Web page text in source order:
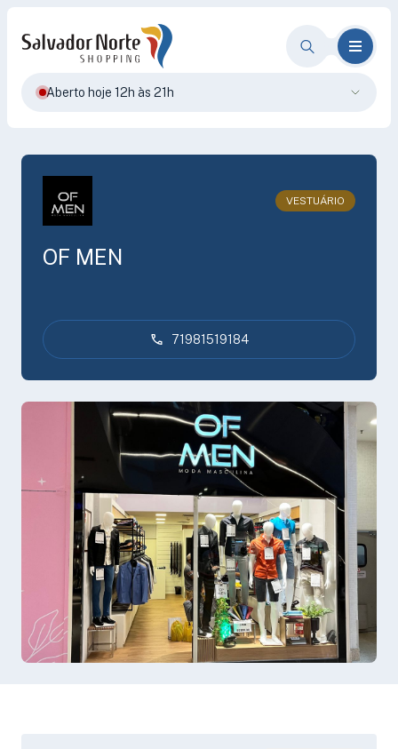
Aberto hoje 12h às 21h
VESTUÁRIO
OF MEN
71981519184